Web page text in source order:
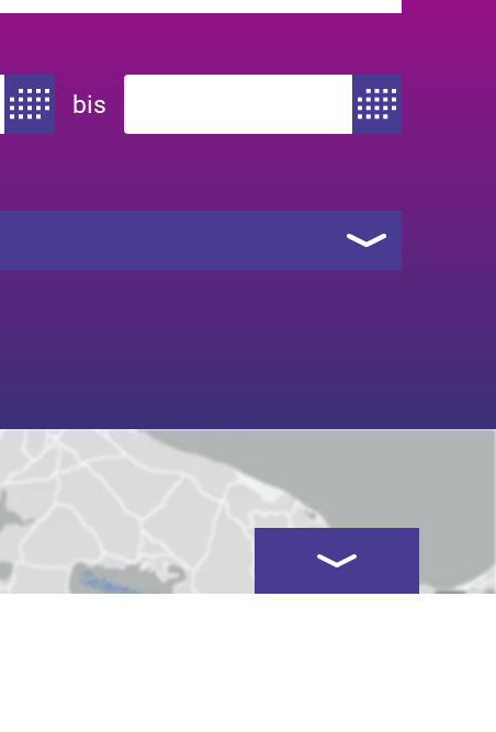
Zeitraum von
bis Zeitraum bis
Kartenansicht öffnen